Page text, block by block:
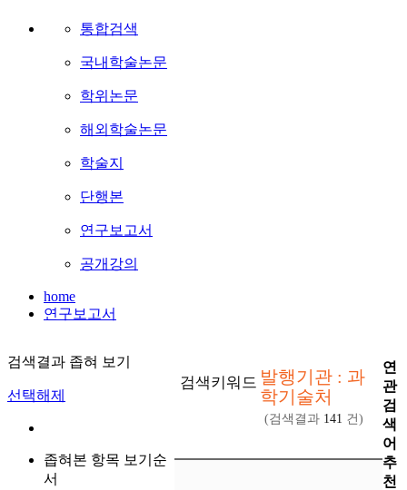
통합검색
국내학술논문
학위논문
해외학술논문
학술지
단행본
연구보고서
공개강의
home
연구보고서
검색결과 좁혀 보기
선택해제
좁혀본 항목 보기순
서
검색키워드 발행기관 : 과
학기술처
(검색결과 141 건)
연
관
검
색
어
추
천